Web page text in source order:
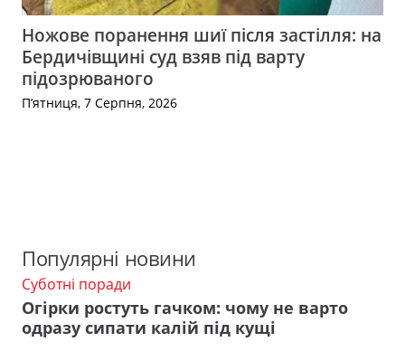
Ножове поранення шиї після застілля: на
Бердичівщині суд взяв під варту
підозрюваного
П’ятниця, 7 Серпня, 2026
Популярні новини
Суботні поради
Огірки ростуть гачком: чому не варто
одразу сипати калій під кущі